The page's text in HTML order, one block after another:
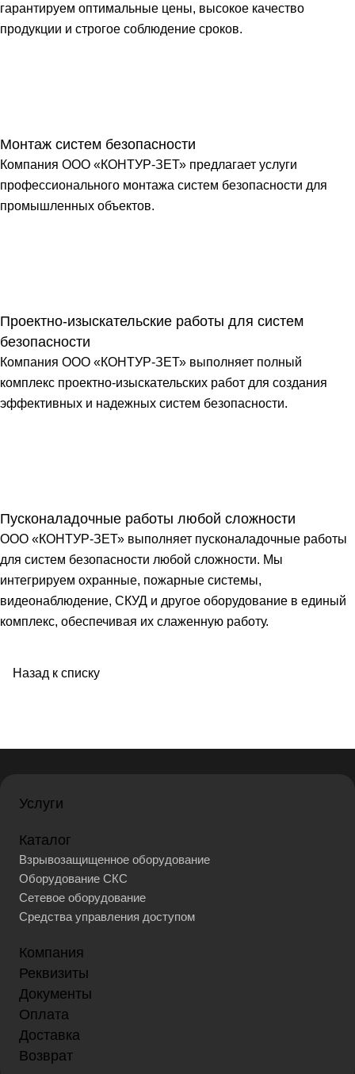
гарантируем оптимальные цены, высокое качество
продукции и строгое соблюдение сроков.
Монтаж систем безопасности
Компания ООО «КОНТУР-ЗЕТ» предлагает услуги
профессионального монтажа систем безопасности для
промышленных объектов.
Проектно-изыскательские работы для систем
безопасности
Компания ООО «КОНТУР-ЗЕТ» выполняет полный
комплекс проектно-изыскательских работ для создания
эффективных и надежных систем безопасности.
Пусконаладочные работы любой сложности
ООО «КОНТУР-ЗЕТ» выполняет пусконаладочные работы
для систем безопасности любой сложности. Мы
интегрируем охранные, пожарные системы,
видеонаблюдение, СКУД и другое оборудование в единый
комплекс, обеспечивая их слаженную работу.
Назад к списку
Услуги
Каталог
Взрывозащищенное оборудование
Оборудование СКС
Сетевое оборудование
Средства управления доступом
Компания
Реквизиты
Документы
Оплата
Доставка
Возврат